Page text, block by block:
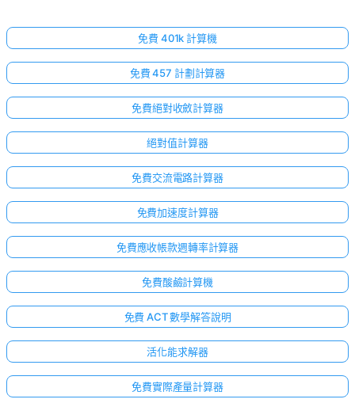
免費 401k 計算機
免費 457 計劃計算器
免費絕對收斂計算器
絕對值計算器
免費交流電路計算器
免費加速度計算器
免費應收帳款週轉率計算器
免費酸鹼計算機
免費 ACT 數學解答說明
活化能求解器
免費實際產量計算器